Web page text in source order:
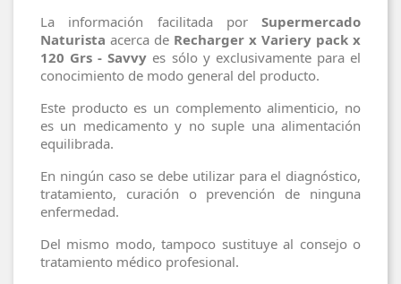
La información facilitada por Supermercado
Naturista acerca de Recharger x Variery pack x
120 Grs - Savvy es sólo y exclusivamente para el
conocimiento de modo general del producto.
Este producto es un complemento alimenticio, no
es un medicamento y no suple una alimentación
equilibrada.
En ningún caso se debe utilizar para el diagnóstico,
tratamiento, curación o prevención de ninguna
enfermedad.
Del mismo modo, tampoco sustituye al consejo o
tratamiento médico profesional.